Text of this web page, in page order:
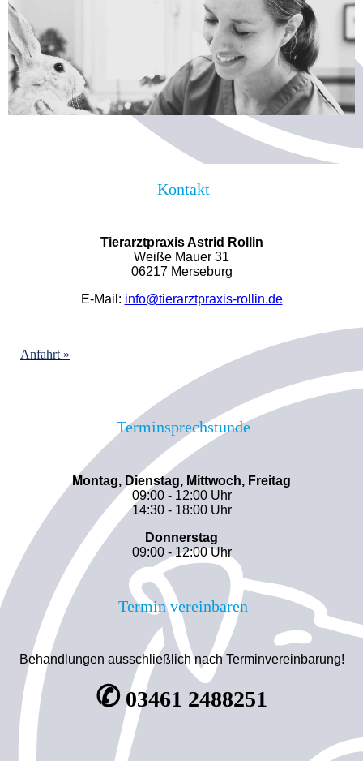
Kontakt
Tierarztpraxis Astrid Rollin
Weiße Mauer 31
06217 Merseburg
E-Mail: info@tierarztpraxis-rollin.de
Anfahrt »
Terminsprechstunde
Montag, Dienstag, Mittwoch, Freitag
09:00 - 12:00 Uhr
14:30 - 18:00 Uhr
Donnerstag
09:00 - 12:00 Uhr
Termin vereinbaren
Behandlungen ausschließlich nach Terminvereinbarung!
✆03461 2488251